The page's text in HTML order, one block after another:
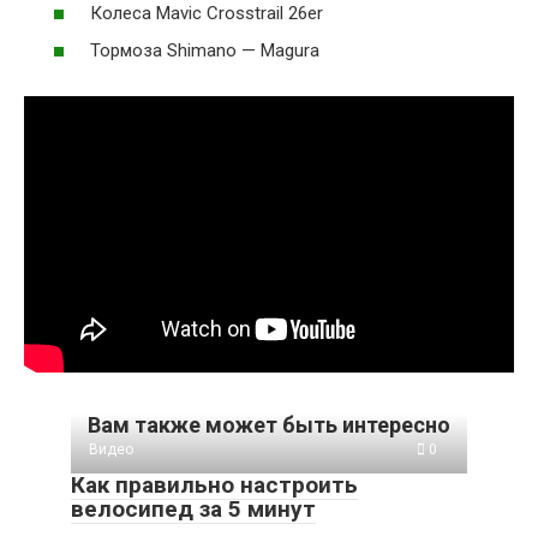
Колеса Mavic Crosstrail 26er
Тормоза Shimano — Magura
Вам также может быть интересно
Видео 0
Как правильно настроить
велосипед за 5 минут